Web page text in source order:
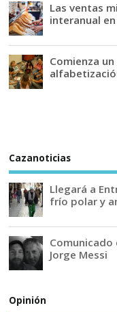
Las ventas
interanual
Comienza
Cazanoticias
Llegará a
frío polar y
Jorge Messi
Opinión